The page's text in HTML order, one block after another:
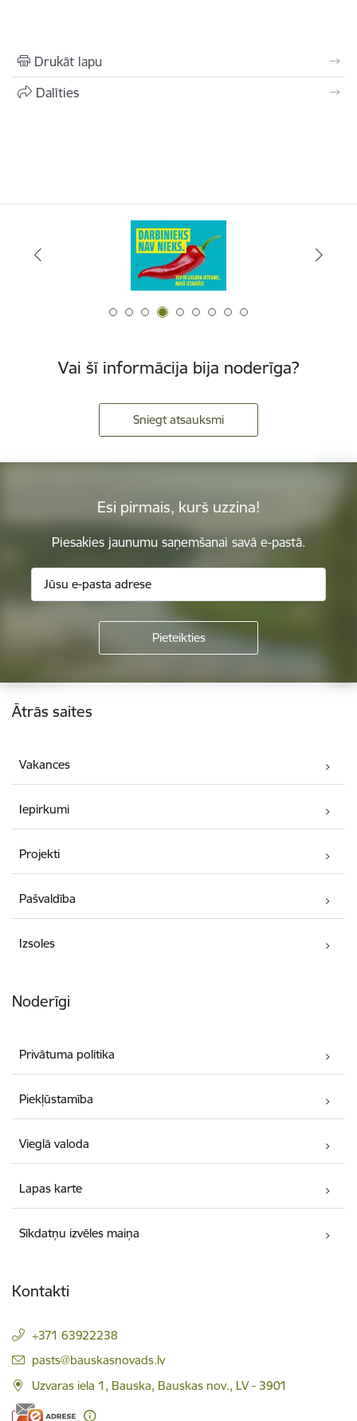
Drukāt lapu
Dalīties
Vai šī informācija bija noderīga?
Sniegt atsauksmi
Esi pirmais, kurš uzzina!
Piesakies jaunumu saņemšanai savā e-pastā.
Kājene
Ātrās saites
Vakances
Iepirkumi
Projekti
Pašvaldība
Izsoles
Noderīgi
Privātuma politika
Piekļūstamība
Vieglā valoda
Lapas karte
Sīkdatņu izvēles maiņa
Kontakti
+371 63922238
E-pasts:
pasts@bauskasnovads.lv
Uzvaras iela 1, Bauska, Bauskas nov., LV - 3901